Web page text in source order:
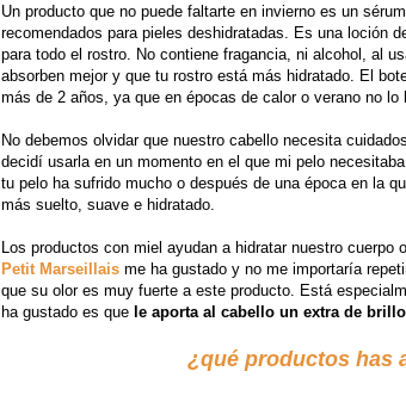
Un producto que no puede faltarte en invierno es un
recomendados para pieles deshidratadas. Es una loción
para todo el rostro. No contiene fragancia, ni alcohol, al
absorben mejor y que tu rostro está más hidratado. El
más de 2 años, ya que en épocas de calor o verano no lo
No debemos olvidar que nuestro cabello necesita
decidí usarla en un momento en el que mi pelo
tu pelo ha sufrido mucho o después de una época en la
más suelto, suave e hidratado.
Los productos con miel ayudan a hidratar nuestro cuerpo
Petit Marseillais me ha gustado y no me importaría
que su olor es muy fuerte a este producto. Está
ha gustado es que le aporta al cabello un extra de brillo
¿qué productos has